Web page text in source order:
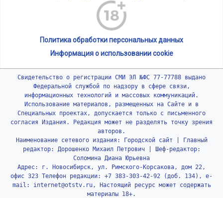
Политика обработки персональных данных
Информация о использовании cookie
Свидетельство о регистрации СМИ ЭЛ №ФС 77-77788 выдано
Федеральной службой по надзору в сфере связи,
информационных технологий и массовых коммуникаций.
Использование материалов, размещенных на Сайте и в
Специальных проектах, допускается только с письменного
согласия Издания. Редакция может не разделять точку зрения
авторов.
Наименование сетевого издания: Городской сайт | Главный
редактор: Дорошенко Михаил Петрович | Шеф-редактор:
Соломина Диана Юрьевна
Адрес: г. Новосибирск, ул. Римского-Корсакова, дом 22,
офис 323 Телефон редакции: +7 383-303-42-92 (доб. 134), e-
mail: internet@otstv.ru, Настоящий ресурс может содержать
материалы 18+.